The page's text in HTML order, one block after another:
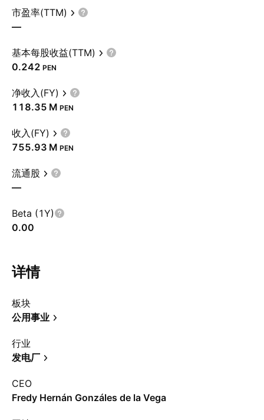
市盈率(TTM)
—
基本每股收益(TTM)
0.242 PEN
净收入(FY)
‪118.35 M‬ PEN
收入(FY)
‪755.93 M‬ PEN
流通股
—
Beta (1Y)
0.00
详情
板块
公用事业
行业
发电厂
CEO
Fredy Hernán Gonzáles de la Vega